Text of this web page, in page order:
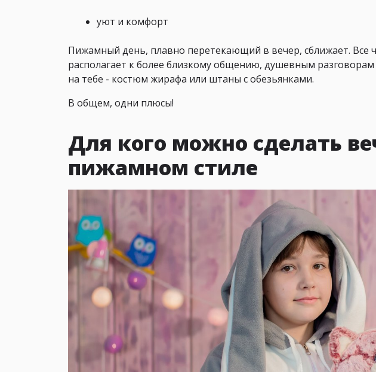
уют и комфорт
Пижамный день, плавно перетекающий в вечер, сближает. Все
располагает к более близкому общению, душевным
на тебе - костюм жирафа или штаны с обезьянками.
В общем, одни плюсы!
Для кого можно сделать
пижамном стиле